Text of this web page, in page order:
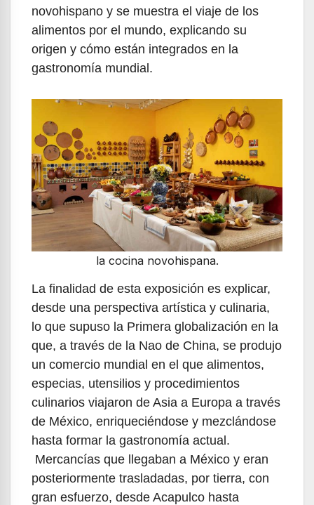
novohispano y se muestra el viaje de los
alimentos por el mundo, explicando su
origen y cómo están integrados en la
gastronomía mundial.
la cocina novohispana.
La finalidad de esta exposición es explicar,
desde una perspectiva artística y culinaria,
lo que supuso la Primera globalización en la
que, a través de la Nao de China, se produjo
un comercio mundial en el que alimentos,
especias, utensilios y procedimientos
culinarios viajaron de Asia a Europa a través
de México, enriqueciéndose y mezclándose
hasta formar la gastronomía actual.
Mercancías que llegaban a México y eran
posteriormente trasladadas, por tierra, con
gran esfuerzo, desde Acapulco hasta